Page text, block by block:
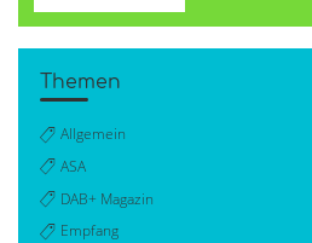
Themen
Allgemein
ASA
DAB+ Magazin
Empfang